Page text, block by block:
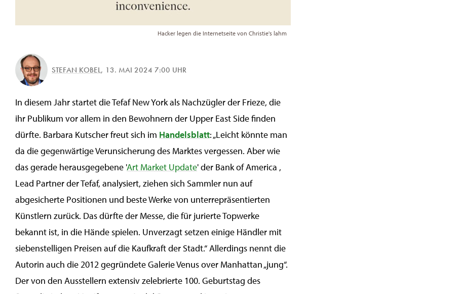
Hacker legen die Internetseite von Christie's lahm
STEFAN KOBEL, 13. MAI 2024 7:00 UHR
In diesem Jahr startet die Tefaf New York als Nachzügler der Frieze, die
ihr Publikum vor allem in den Bewohnern der Upper East Side finden
dürfte. Barbara Kutscher freut sich im Handelsblatt: „Leicht könnte man
da die gegenwärtige Verunsicherung des Marktes vergessen. Aber wie
das gerade herausgegebene 'Art Market Update' der Bank of America ,
Lead Partner der Tefaf, analysiert, ziehen sich Sammler nun auf
abgesicherte Positionen und beste Werke von unterrepräsentierten
Künstlern zurück. Das dürfte der Messe, die für jurierte Topwerke
bekannt ist, in die Hände spielen. Unverzagt setzen einige Händler mit
siebenstelligen Preisen auf die Kaufkraft der Stadt.“ Allerdings nennt die
Autorin auch die 2012 gegründete Galerie Venus over Manhattan „jung“.
Der von den Ausstellern extensiv zelebrierte 100. Geburtstag des